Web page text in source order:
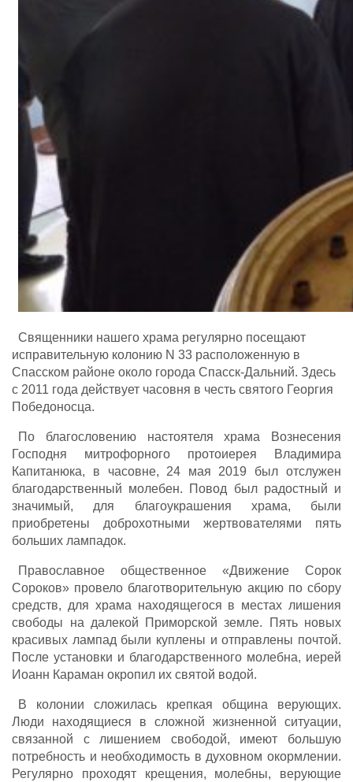
Священники нашего храма регулярно посещают
исправительную колонию N 33 расположенную в
Спасском районе около города Спасск-Дальний. Здесь
с 2011 года действует часовня в честь святого Георгия
Победоносца.
По благословению настоятеля храма Вознесения
Господня митрофорного протоиерея Владимира
Капитанюка, в часовне, 24 мая 2019 был отслужен
благодарственный молебен. Повод был радостный и
значимый, для благоукрашения храма, были
приобретены доброхотными жертвователями пять
больших лампадок.
Православное общественное «Движение Сорок
Сороков» провело благотворительную акцию по сбору
средств, для храма находящегося в местах лишения
свободы на далекой Приморской земле. Пять новых
красивых лампад были куплены и отправлены почтой.
После установки и благодарственного молебна, иерей
Иоанн Караман окропил их святой водой.
В колонии сложилась крепкая община верующих.
Люди находящиеся в сложной жизненной ситуации,
связанной с лишением свободой, имеют большую
потребность и необходимость в духовном окормлении.
Регулярно проходят крещения, молебны, верующие